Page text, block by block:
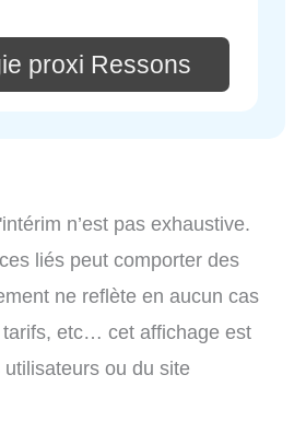
proxi Ressons
n’est pas exhaustive.
liés peut comporter des
ne reflète en aucun cas
tarifs, etc… cet affichage est
utilisateurs ou du site